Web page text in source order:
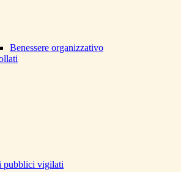
Benessere organizzativo
pubblici vigilati